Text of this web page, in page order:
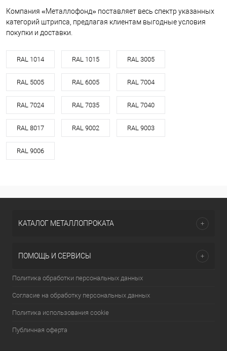
Компания «Металлофонд» поставляет весь спектр указанных
категорий штрипса, предлагая клиентам выгодные условия
покупки и доставки.
RAL 1014 RAL 1015 RAL 3005
RAL 5005 RAL 6005 RAL 7004
RAL 7024 RAL 7035 RAL 7040
RAL 8017 RAL 9002 RAL 9003
RAL 9006
КАТАЛОГ МЕТАЛЛОПРОКАТА
ПОМОЩЬ И СЕРВИСЫ
Политика обработки персональных данных
Согласие на обработку персональных данных
Политика использования cookie
Публичная оферта